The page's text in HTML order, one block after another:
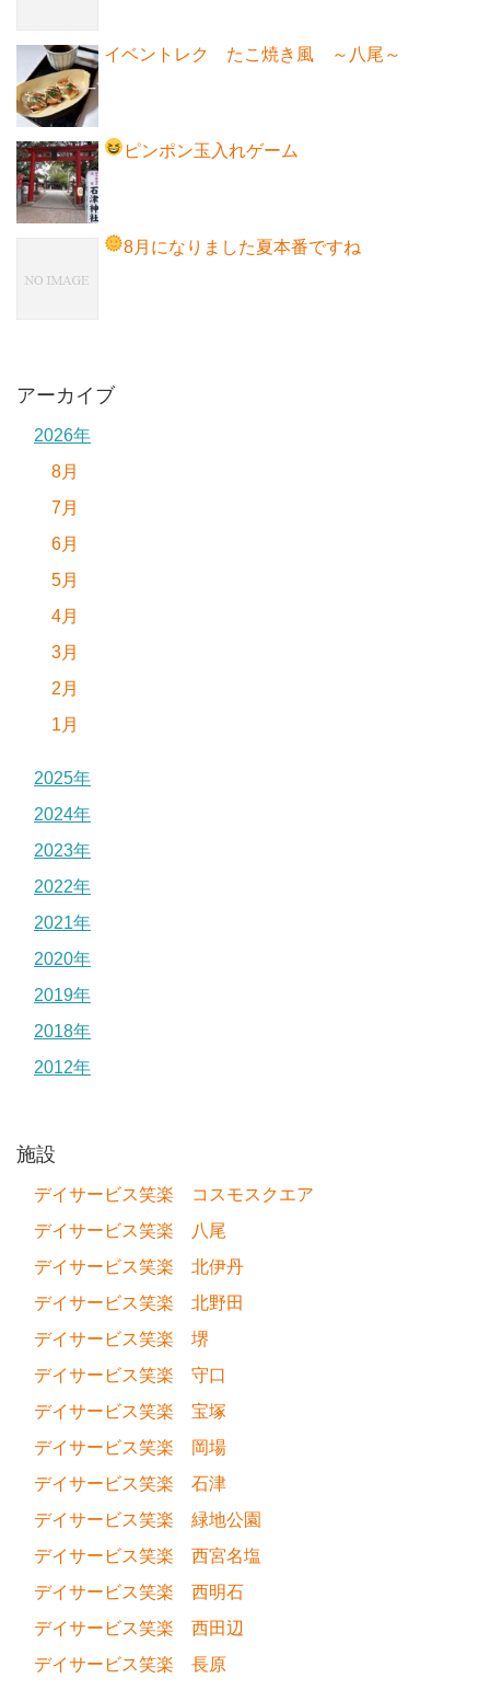
イベントレク たこ焼き風 ～八尾～
ピンポン玉入れゲーム
8月になりました夏本番ですね
アーカイブ
2026年
8月
7月
6月
5月
4月
3月
2月
1月
2025年
2024年
2023年
2022年
2021年
2020年
2019年
2018年
2012年
施設
デイサービス笑楽 コスモスクエア
デイサービス笑楽 八尾
デイサービス笑楽 北伊丹
デイサービス笑楽 北野田
デイサービス笑楽 堺
デイサービス笑楽 守口
デイサービス笑楽 宝塚
デイサービス笑楽 岡場
デイサービス笑楽 石津
デイサービス笑楽 緑地公園
デイサービス笑楽 西宮名塩
デイサービス笑楽 西明石
デイサービス笑楽 西田辺
デイサービス笑楽 長原